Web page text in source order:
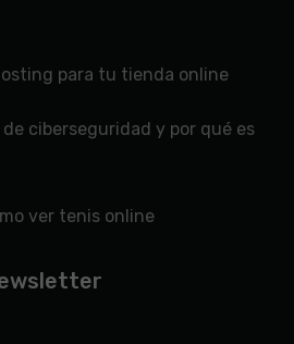
para tu tienda online
ciberseguridad y por qué es
ver tenis online